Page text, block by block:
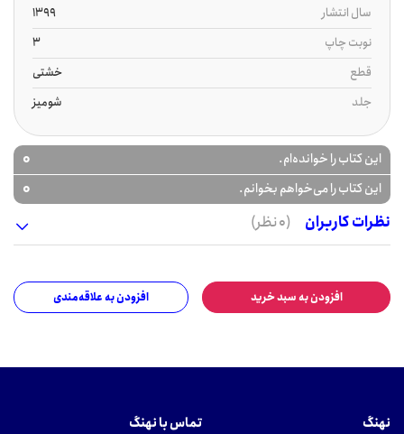
سال انتشار
1399
نوبت چاپ
3
قطع
خشتی
جلد
شومیز
این کتاب را خوانده‌ام. 0
این کتاب را می‌خواهم بخوانم.
0
نظرات کاربران
(0 نظر)
افزودن به سبد خرید افزودن به علاقه‌مندی
نهنگ تماس با نهنگ